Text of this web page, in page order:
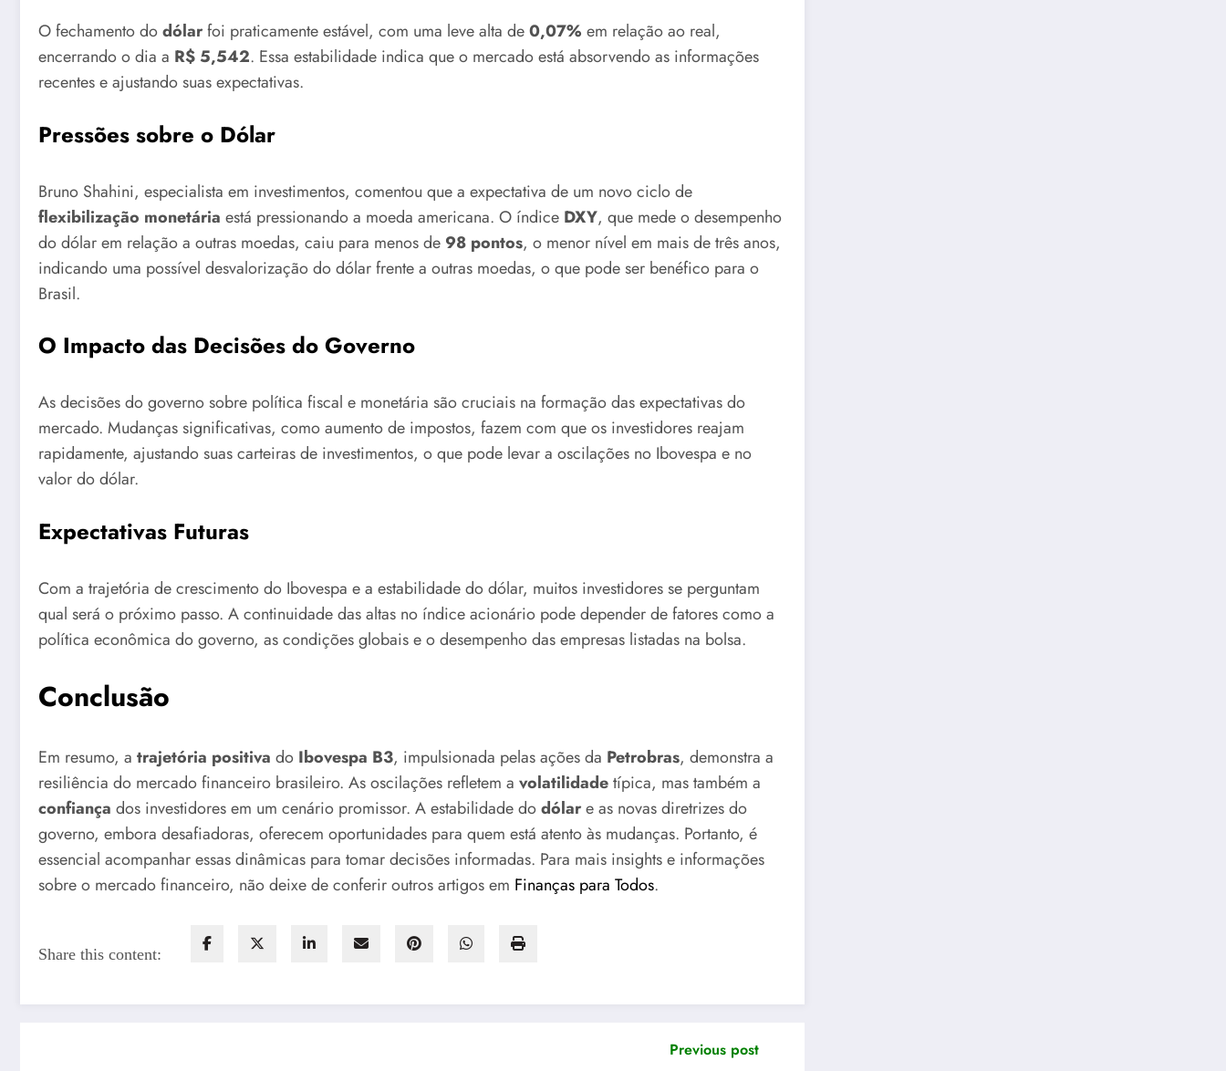
O fechamento dodólarfoi praticamente estável, com uma leve alta de0,07% em relação ao real,
encerrando o dia a R$ 5,542. Essa estabilidade indica que o mercado está absorvendo as informações
recentes e ajustando suas expectativas.
Pressões sobre o Dólar
Bruno Shahini, especialista em investimentos, comentou que a expectativa de um novo ciclo de
flexibilização monetária está pressionando a moeda americana. O índice DXY, que mede o desempenho
do dólar em relação a outras moedas, caiu para menos de 98 pontos, o menor nível em mais de três anos,
indicando uma possível desvalorização do dólar frente a outras moedas, o que pode ser benéfico para o
Brasil.
O Impacto das Decisões do Governo
As decisões do governo sobre política fiscal e monetária são cruciais na formação das expectativas do
mercado. Mudanças significativas, como aumento de impostos, fazem com que os investidores reajam
rapidamente, ajustando suas carteiras de investimentos, o que pode levar a oscilações no Ibovespa e no
valor do dólar.
Expectativas Futuras
Com a trajetória de crescimento do Ibovespa e a estabilidade do dólar, muitos investidores se perguntam
qual será o próximo passo. A continuidade das altas no índice acionário pode depender de fatores como a
política econômica do governo, as condições globais e o desempenho das empresas listadas na bolsa.
Conclusão
Em resumo, a trajetória positiva do Ibovespa B3, impulsionada pelas ações da Petrobras, demonstra a
resiliência do mercado financeiro brasileiro. As oscilações refletem a volatilidadetípica, mas também a
confiança dos investidores em um cenário promissor. A estabilidade dodólare as novas diretrizes do
governo, embora desafiadoras, oferecem oportunidades para quem está atento às mudanças. Portanto, é
essencial acompanhar essas dinâmicas para tomar decisões informadas. Para mais insights e informações
sobre o mercado financeiro, não deixe de conferir outros artigos em Finanças para Todos.
Share this content:
Previous post